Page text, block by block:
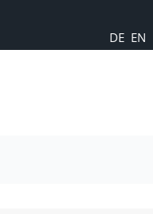
DE EN